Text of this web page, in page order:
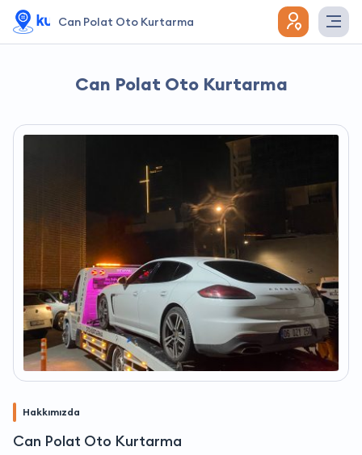
Can Polat Oto Kurtarma
Can Polat Oto Kurtarma
Hakkımızda
Can Polat Oto Kurtarma